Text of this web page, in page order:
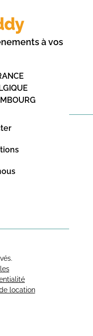
à vos
location